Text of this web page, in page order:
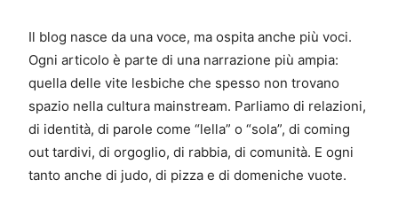
Il blog nasce da una voce, ma ospita anche più voci.
Ogni articolo è parte di una narrazione più ampia:
quella delle vite lesbiche che spesso non trovano
spazio nella cultura mainstream. Parliamo di relazioni,
di identità, di parole come “lella” o “sola”, di coming
out tardivi, di orgoglio, di rabbia, di comunità. E ogni
tanto anche di judo, di pizza e di domeniche vuote.